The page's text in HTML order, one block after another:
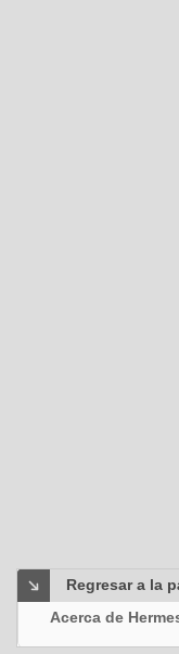
Regresar a la
Acerca de